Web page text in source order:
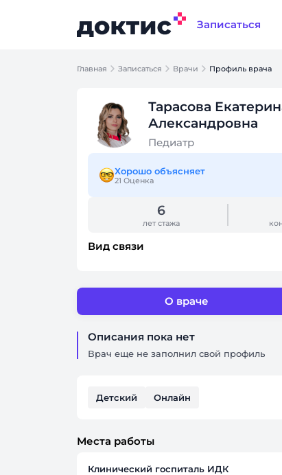
Записаться
Главная Записаться Врачи Профиль врача
Тарасова
Александровна
Педиатр
Хорошо объясняет
21 Оценка
6
лет стажа
Вид связи
О враче
Описания пока нет
Врач еще не заполнил свой профиль
Детский Онлайн
Места работы
Клинический госпиталь ИДК